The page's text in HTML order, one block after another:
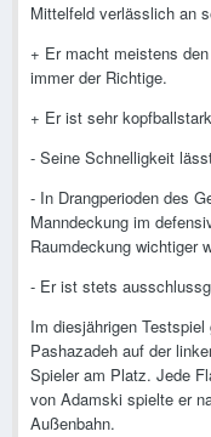
Mittelfeld verlässlich an
+ Er macht meistens
immer der Richtige.
+ Er ist sehr
- Seine Schnelligkeit
- In Drangperioden des
Manndeckung im
Raumdeckung wichtiger
- Er ist stets
Im diesjährigen
Pashazadeh auf der
Spieler am Platz. Jede
von Adamski spielte er
Außenbahn.